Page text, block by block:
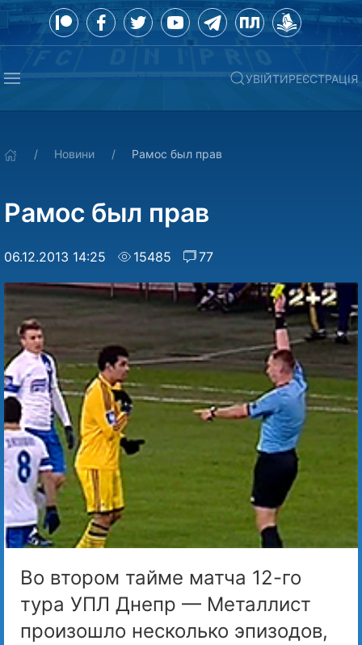
УВІЙТИРЕЄСТРАЦІЯ
Новини Рамос был прав
Рамос был прав
06.12.2013 14:25 15485 77
Во втором тайме матча 12-го
тура УПЛ Днепр — Металлист
произошло несколько эпизодов,